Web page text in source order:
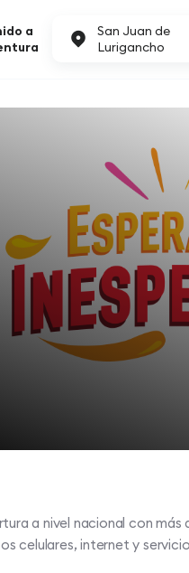
a
San Juan de
Lurigancho
a nivel nacional con más
celulares, internet y